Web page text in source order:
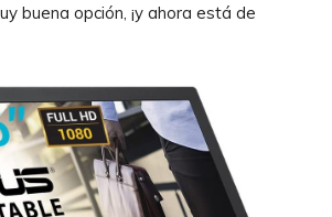
buena opción, ¡y ahora está de